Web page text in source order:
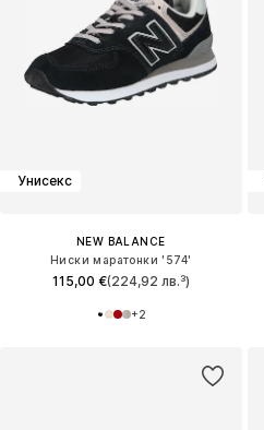
Унисекс
NEW BALANCE
Ниски маратонки '574'
115,00 €(224,92 лв.³)
+2